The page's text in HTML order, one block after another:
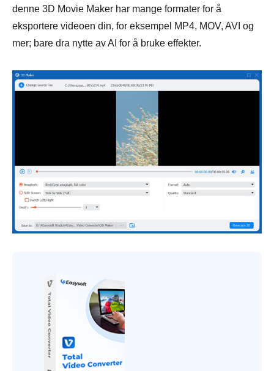
denne 3D Movie Maker har mange formater for å
eksportere videoen din, for eksempel MP4, MOV, AVI og
mer; bare dra nytte av AI for å bruke effekter.